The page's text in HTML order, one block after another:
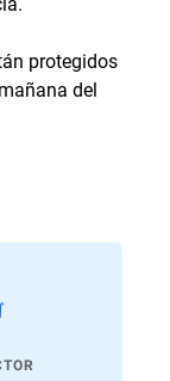
protegidos
del